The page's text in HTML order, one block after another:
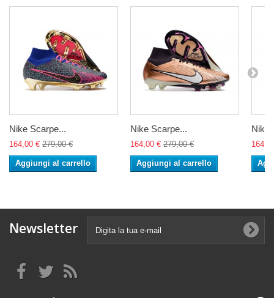
Nike Scarpe...
164,00 € 279,00 €
Aggiungi al carrello
Nike Scarpe...
164,00 € 279,00 €
Aggiungi al carrello
Nike
Newsletter